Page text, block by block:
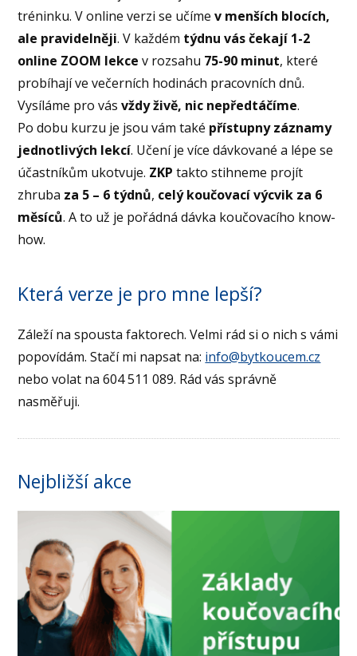
tréninku. V online verzi se učímev menších blocích,
ale pravidelněji. V každém týdnu vás čekají 1-2
online ZOOM lekce v rozsahu 75-90 minut, které
probíhají ve večerních hodinách pracovních dnů.
Vysíláme pro vásvždy živě, nic nepředtáčíme.
Po dobu kurzu je jsou vám také přístupny záznamy
jednotlivých lekcí. Učení je více dávkované a lépe se
účastníkům ukotvuje. ZKP takto stihneme projít
zhruba za 5 – 6 týdnů, celý koučovací výcvik za 6
měsíců. A to už je pořádná dávka koučovacího know-
how.
Která verze je pro mne lepší?
Záleží na spousta faktorech. Velmi rád si o nich s vámi
popovídám. Stačí mi napsat na: info@bytkoucem.cz
nebo volat na 604 511 089. Rád vás správně
nasměřuji.
Nejbližší akce